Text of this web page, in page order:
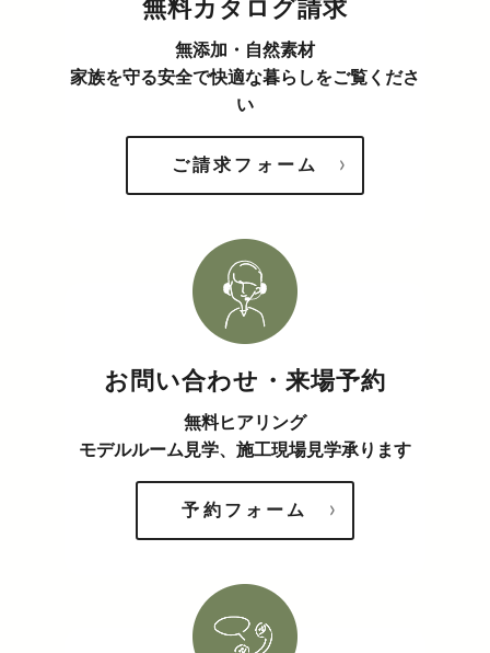
無料カタログ請求
無添加・自然素材
家族を守る安全で快適な暮らしをご覧くださ
い
ご請求フォーム
お問い合わせ・来場予約
無料ヒアリング
モデルルーム見学、施工現場見学承ります
予約フォーム